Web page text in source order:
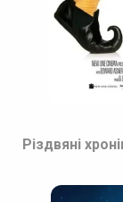
Різдвяні